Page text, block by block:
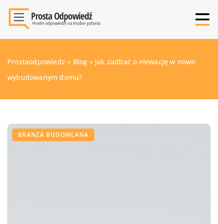
Prostaodpowiedz » Blog » Jak zadbać o elewację w nowo
wybudowanym domu?
BRANŻA BUDOWLANA